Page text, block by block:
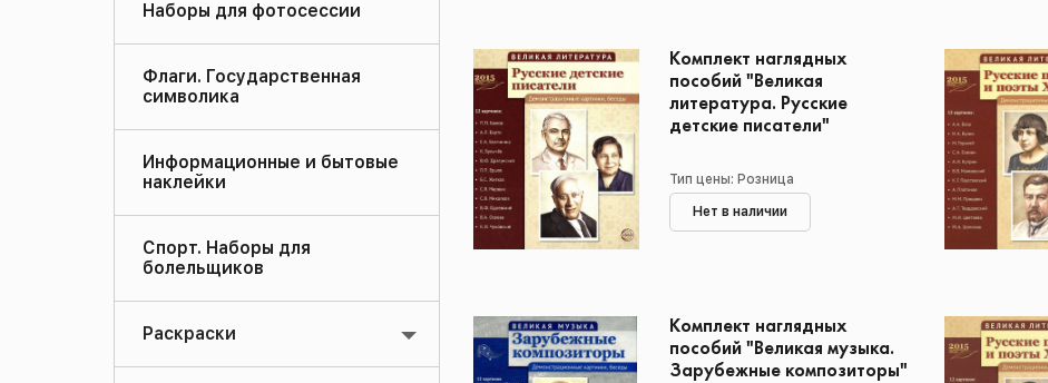
Наборы для фотосессии
Флаги. Государственная
символика
Информационные и бытовые
наклейки
Спорт. Наборы для
болельщиков
Раскраски
Комплект наглядных
пособий "Великая
литература. Русские
детские писатели"
Тип цены: Розница
Нет в наличии
Комплект наглядных
пособий "Великая музыка.
Зарубежные композиторы"